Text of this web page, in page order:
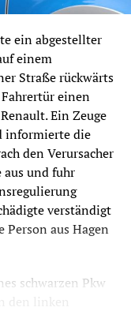
ein abgestellter
einem
Straße rückwärts
einen
Ein Zeuge
informierte die
den Verursacher
und fuhr
verständigt
aus Hagen
schwarzen Pkw